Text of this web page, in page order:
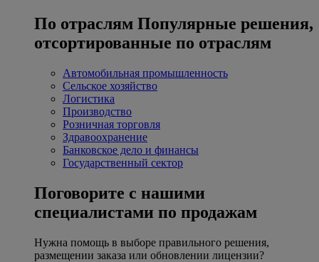
По отраслям Популярные решения,
отсортированные по отраслям
Автомобильная промышленность
Сельское хозяйство
Логистика
Производство
Розничная торговля
Здравоохранение
Банковское дело и финансы
Государственный сектор
Поговорите с нашими
специалистами по продажам
Нужна помощь в выборе правильного решения,
размещении заказа или обновлении лицензии?